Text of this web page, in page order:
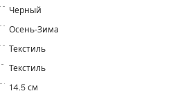
Черный
Осень-Зима
Текстиль
Текстиль
14.5 см